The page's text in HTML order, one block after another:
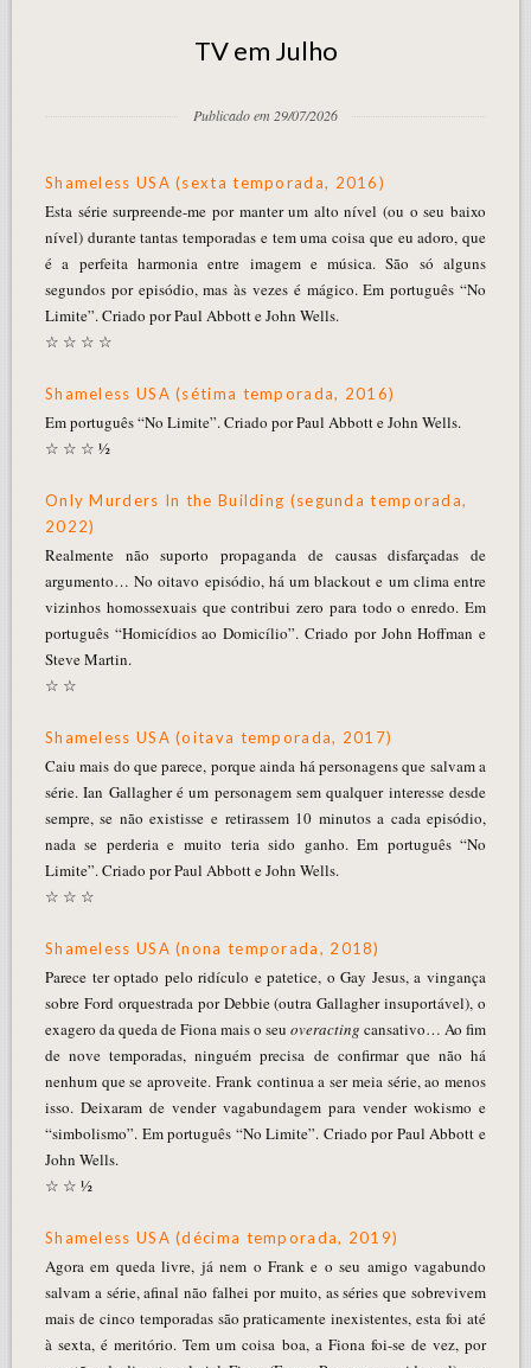
TV em Julho
Publicado em 29/07/2026
Shameless USA (sexta temporada, 2016)
Esta série surpreende-me por manter um alto nível (ou o seu baixo
nível) durante tantas temporadas e tem uma coisa que eu adoro, que
é a perfeita harmonia entre imagem e música. São só alguns
segundos por episódio, mas às vezes é mágico. Em português “No
Limite”. Criado por Paul Abbott e John Wells.
☆ ☆ ☆ ☆
Shameless USA (sétima temporada, 2016)
Em português “No Limite”. Criado por Paul Abbott e John Wells.
☆ ☆ ☆ ½
Only Murders In the Building (segunda temporada,
2022)
Realmente não suporto propaganda de causas disfarçadas de
argumento… No oitavo episódio, há um blackout e um clima entre
vizinhos homossexuais que contribui zero para todo o enredo. Em
português “Homicídios ao Domicílio”. Criado por John Hoffman e
Steve Martin.
☆ ☆
Shameless USA (oitava temporada, 2017)
Caiu mais do que parece, porque ainda há personagens que salvam a
série. Ian Gallagher é um personagem sem qualquer interesse desde
sempre, se não existisse e retirassem 10 minutos a cada episódio,
nada se perderia e muito teria sido ganho. Em português “No
Limite”. Criado por Paul Abbott e John Wells.
☆ ☆ ☆
Shameless USA (nona temporada, 2018)
Parece ter optado pelo ridículo e patetice, o Gay Jesus, a vingança
sobre Ford orquestrada por Debbie (outra Gallagher insuportável), o
exagero da queda de Fiona mais o seuoveracting cansativo… Ao fim
de nove temporadas, ninguém precisa de confirmar que não há
nenhum que se aproveite. Frank continua a ser meia série, ao menos
isso. Deixaram de vender vagabundagem para vender wokismo e
“simbolismo”. Em português “No Limite”. Criado por Paul Abbott e
John Wells.
☆ ☆ ½
Shameless USA (décima temporada, 2019)
Agora em queda livre, já nem o Frank e o seu amigo vagabundo
salvam a série, afinal não falhei por muito, as séries que sobrevivem
mais de cinco temporadas são praticamente inexistentes, esta foi até
à sexta, é meritório. Tem um coisa boa, a Fiona foi-se de vez, por